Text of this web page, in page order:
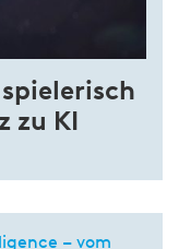
zu KI